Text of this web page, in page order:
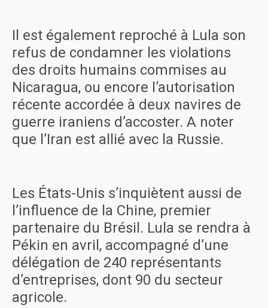
Il est également reproché à Lula son
refus de condamner les violations
des droits humains commises au
Nicaragua, ou encore l’autorisation
récente accordée à deux navires de
guerre iraniens d’accoster. A noter
que l’Iran est allié avec la Russie.
Les États-Unis s’inquiètent aussi de
l’influence de la Chine, premier
partenaire du Brésil. Lula se rendra à
Pékin en avril, accompagné d’une
délégation de 240 représentants
d’entreprises, dont 90 du secteur
agricole.